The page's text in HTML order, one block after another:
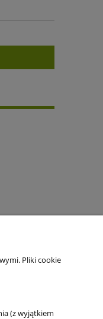
Pliki cookie
(z wyjątkiem